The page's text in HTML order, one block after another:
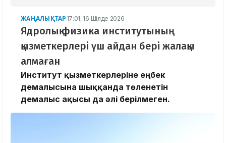
ЖАҢАЛЫҚТАР 17:01, 16 Шілде 2026
Ядролық физика институтының
қызметкерлері үш айдан бері жалақы
алмаған
Институт қызметкерлеріне еңбек
демалысына шыққанда төленетін
демалыс ақысы да әлі берілмеген.